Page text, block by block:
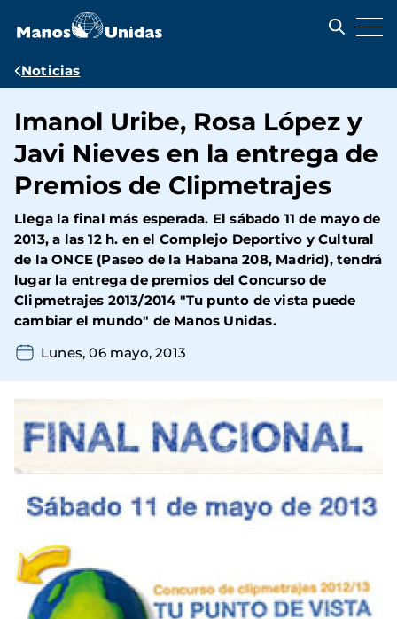
contenido
Ruta
navegación
Noticias
Imanol Uribe, Rosa López y
Javi Nieves en la entrega de
Premios de Clipmetrajes
Llega la final más esperada. El sábado 11 de mayo de
2013, a las 12 h. en el Complejo Deportivo y Cultural
de la ONCE (Paseo de la Habana 208, Madrid), tendrá
lugar la entrega de premios del Concurso de
Clipmetrajes 2013/2014 "Tu punto de vista puede
cambiar el mundo" de Manos Unidas.
Lunes, 06 mayo, 2013